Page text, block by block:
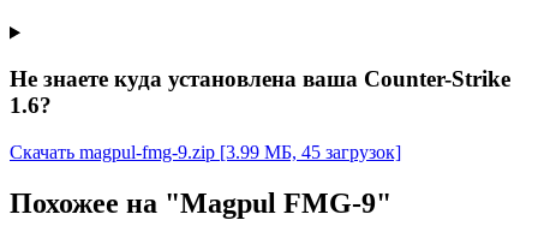
Не знаете куда установлена ваша Counter-Strike
1.6?
Скачать magpul-fmg-9.zip [3.99 МБ, 45 загрузок]
Похожее на "Magpul FMG-9"